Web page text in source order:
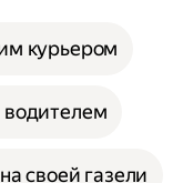
курьером
водителем
своей газели